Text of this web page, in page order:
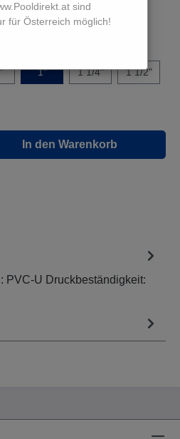
sind
für Österreich möglich!
3 bis 5 Werktage
1" 1 1/4" 1 1/2"
den gewünschten
In den Warenkorb
PVC-U Druckbeständigkeit: